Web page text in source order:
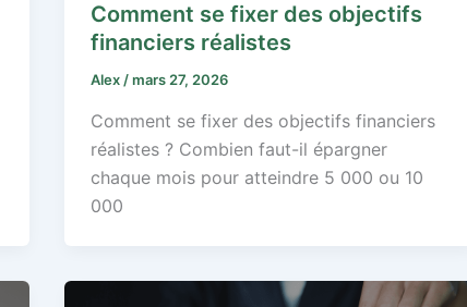
Comment se fixer des objectifs
financiers réalistes
Alex /mars 27, 2026
Comment se fixer des objectifs financiers
réalistes ? Combien faut-il épargner
chaque mois pour atteindre 5 000 ou 10
000